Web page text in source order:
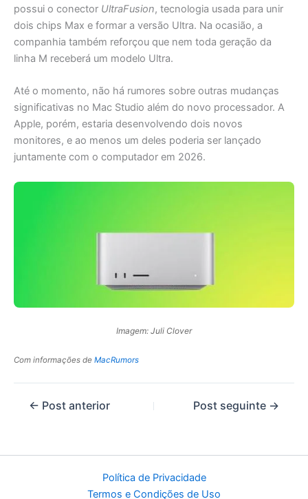
possui o conector UltraFusion, tecnologia usada para unir
dois chips Max e formar a versão Ultra. Na ocasião, a
companhia também reforçou que nem toda geração da
linha M receberá um modelo Ultra.
Até o momento, não há rumores sobre outras mudanças
significativas no Mac Studio além do novo processador. A
Apple, porém, estaria desenvolvendo dois novos
monitores, e ao menos um deles poderia ser lançado
juntamente com o computador em 2026.
Imagem: Juli Clover
Com informações de MacRumors
← Post anterior Post seguinte →
Política de Privacidade
Termos e Condições de Uso